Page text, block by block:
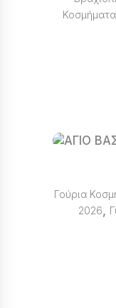
Γούρια
2026